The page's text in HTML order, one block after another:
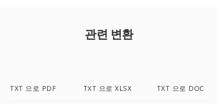
관련 변환
TXT 으로 PDF TXT 으로 XLSX TXT 으로 DOC